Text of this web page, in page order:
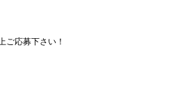
ご応募下さい！